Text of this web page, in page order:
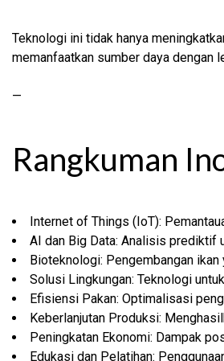
Teknologi ini tidak hanya
memanfaatkan sumber daya dengan
—
Rangkuman
Internet of Things (IoT):
AI dan Big Data: Analisis prediktif
Bioteknologi: Pengembangan ikan
Solusi Lingkungan: Teknologi
Efisiensi Pakan: Optimalisasi
Keberlanjutan Produksi:
Peningkatan Ekonomi: Dampak
Edukasi dan Pelatihan: